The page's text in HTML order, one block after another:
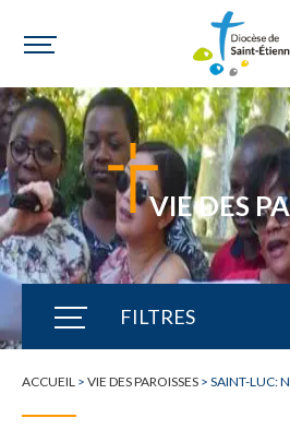
VIE DES
FILTRES
TOUTE L'ACTUALITÉ
ACCUEIL > VIE DES PAROISSES > SAINT-LUC: